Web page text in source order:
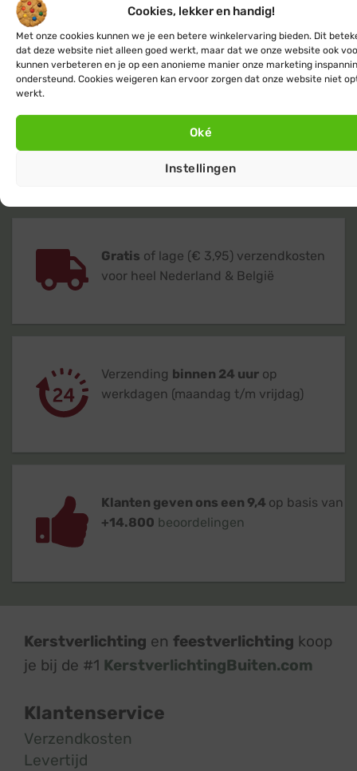
Cookies, lekker en handig!
Met onze cookies kunnen we je een betere winkelervaring bieden. Dit
dat deze website niet alleen goed werkt, maar dat we onze website ook
kunnen verbeteren en je op een anonieme manier onze marketing
ondersteund. Cookies weigeren kan ervoor zorgen dat onze website niet
werkt.
Oké
Instellingen
Let op :
Connect producten of andere merken (i.v.m.
Artikelnummer
:
10730
EAN
:
8719425780610
Inbegrepen in
Gratis of lage (€ 3,95) verzendkosten
voor heel Nederland & België
Verzending binnen 24 uur op
werkdagen (maandag t/m vrijdag)
Klanten geven ons een 9,4 op basis van
+14.800 beoordelingen
Kerstverlichting en feestverlichting koop
je bij de #1 KerstverlichtingBuiten.com
Klantenservice
Verzendkosten
Levertijd